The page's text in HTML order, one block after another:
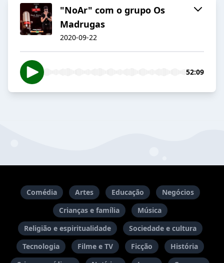
"NoAr" com o grupo Os
Madrugas
2020-09-22
52:09
Comédia Artes Educação
Negócios
Crianças e família
Música
Religião e espiritualidade
Sociedade e cultura
Tecnologia
Filme e TV Ficção
História